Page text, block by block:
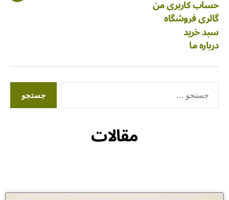
حساب کاربری من
گالری فروشگاه
سبد خرید
درباره ما
مقالات